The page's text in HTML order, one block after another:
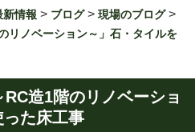
新情報 > ブログ> 現場のブログ>
リノベーション～」石・タイルを
造1階のリノベーショ
た床工事